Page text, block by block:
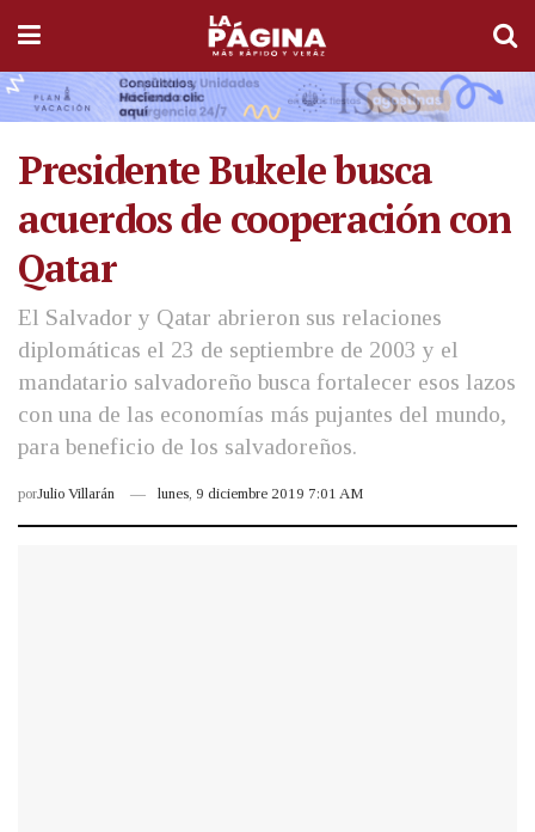
Presidente Bukele busca
acuerdos de cooperación con
Qatar
El Salvador y Qatar abrieron sus relaciones
diplomáticas el 23 de septiembre de 2003 y el
mandatario salvadoreño busca fortalecer esos lazos
con una de las economías más pujantes del mundo,
para beneficio de los salvadoreños.
porJulio Villarán lunes, 9 diciembre 2019 7:01 AM